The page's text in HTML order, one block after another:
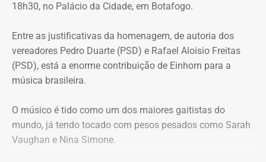
Mudança brusca na estratégia de investimento: a
20% logo na primeira reunião da nova gestão,
desrespeitando os estudos técnicos e pareceres da
consultoria financeira contratada, que desaconselhavam
o investimento de longo prazo.
previdenciários por 10 anos em uma instituição que
possuía rating B+ (grau especulativo com alto risco de
inadimplência), violando princípios de segurança e
18h30, no Palácio da Cidade, em Botafogo.
Entre as justificativas da homenagem, de autoria dos
vereadores Pedro Duarte (PSD) e Rafael Aloisio Freitas
(PSD), está a enorme contribuição de Einhorn para a
música brasileira.
O músico é tido como um dos maiores gaitistas do
mundo, já tendo tocado com pesos pesados como Sarah
Vaughan e Nina Simone.